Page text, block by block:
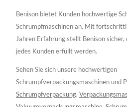
Benison bietet Kunden hochwertige
Schrumpfmaschinen an. Mit
Jahren Erfahrung stellt Benison
jedes Kunden erfüllt werden.
Sehen Sie sich unsere hochwertigen
Schrumpfverpackungsmaschinen und
Schrumpfverpackung,